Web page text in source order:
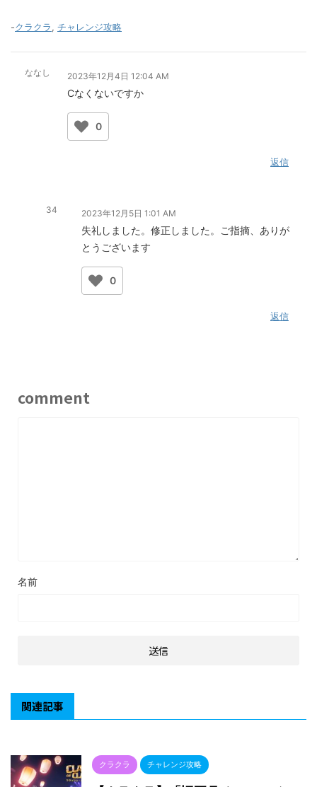
-クラクラ, チャレンジ攻略
ななし 2023年12月4日 12:04 AM
Cなくないですか
0
返信
34 2023年12月5日 1:01 AM
失礼しました。修正しました。ご指摘、ありが
とうございます
0
返信
comment
名前
関連記事
クラクラ チャレンジ攻略